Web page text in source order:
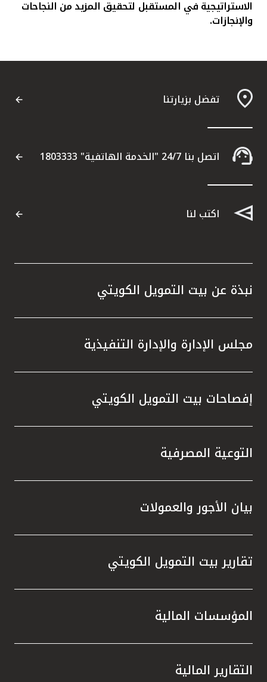
الاستراتيجية في المستقبل لتحقيق المزيد من النجاحات
والإنجازات.
تفضل بزيارتنا
اتصل بنا 24/7 "الخدمة الهاتفية" 1803333
اكتب لنا
نبذة عن بيت التمويل الكويتي
مجلس الإدارة والإدارة التنفيذية
إفصاحات بيت التمويل الكويتي
التوعية المصرفية
بيان الأجور والعمولات
تقارير بيت التمويل الكويتي
المؤسسات المالية
التقارير المالية